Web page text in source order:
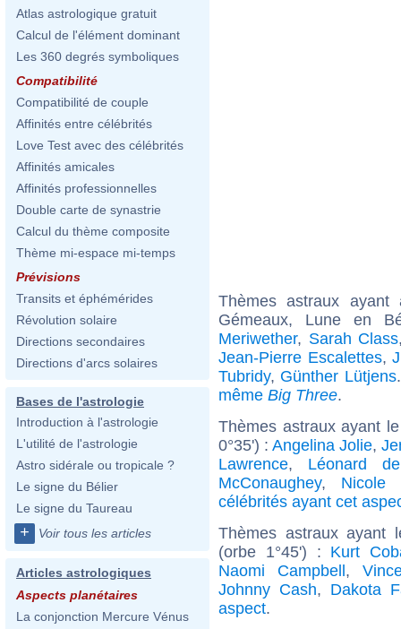
Atlas astrologique gratuit
Calcul de l'élément dominant
Les 360 degrés symboliques
Compatibilité
Compatibilité de couple
Affinités entre célébrités
Love Test avec des célébrités
Affinités amicales
Affinités professionnelles
Double carte de synastrie
Calcul du thème composite
Thème mi-espace mi-temps
Prévisions
Transits et éphémérides
Révolution solaire
Directions secondaires
Directions d'arcs solaires
Bases de l'astrologie
Introduction à l'astrologie
L'utilité de l'astrologie
Astro sidérale ou tropicale ?
Le signe du Bélier
Le signe du Taureau
+ Voir tous les articles
Articles astrologiques
Aspects planétaires
La conjonction Mercure Vénus
Thèmes astraux
Gémeaux, Lune en
Meriwether, Sarah Class
Jean-Pierre Escalettes,
Tubridy, Günther Lütjens
même Big Three.
Thèmes astraux ayant
0°35') : Angelina Jolie,
Lawrence, Léonard
McConaughey, Nicole
célébrités ayant cet
Thèmes astraux ayant
(orbe 1°45') : Kurt
Naomi Campbell,
Johnny Cash, Dakota
aspect.